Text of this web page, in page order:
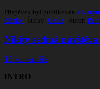
Příspěvek byl publikován 21.
články | Štítky: Cérka | Autor:
Nikity sedmá
13 komentáře
INTRO